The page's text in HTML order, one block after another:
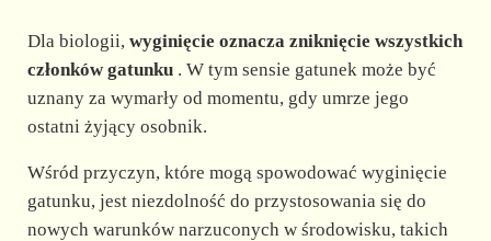
Dla biologii, wyginięcie oznacza zniknięcie wszystkich
członków gatunku. W tym sensie gatunek może być
uznany za wymarły od momentu, gdy umrze jego
ostatni żyjący osobnik.
Wśród przyczyn, które mogą spowodować wyginięcie
gatunku, jest niezdolność do przystosowania się do
nowych warunków narzuconych w środowisku, takich